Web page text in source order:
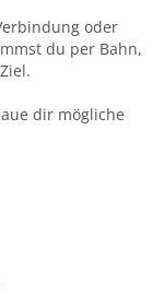
oder
du per Bahn,
dir mögliche